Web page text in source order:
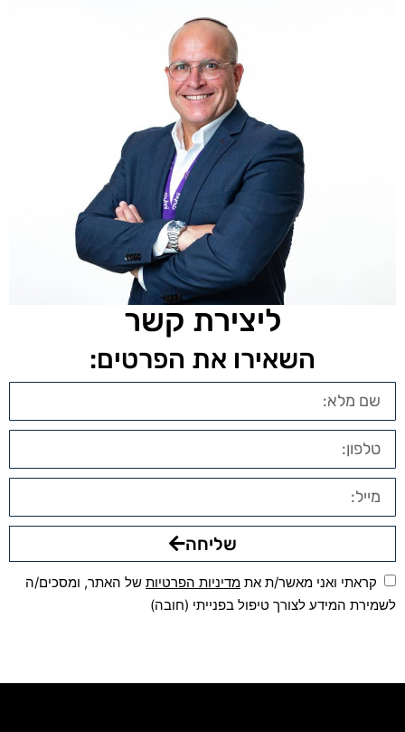
ליצירת קשר
השאירו את הפרטים:
שליחה
קראתי ואני מאשר/ת את מדיניות הפרטיות של האתר, ומסכים/ה
לשמירת המידע לצורך טיפול בפנייתי (חובה)